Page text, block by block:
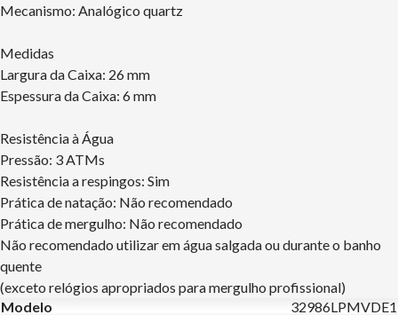
Mecanismo: Analógico quartz
Medidas
Largura da Caixa: 26 mm
Espessura da Caixa: 6 mm
Resistência à Água
Pressão: 3 ATMs
Resistência a respingos: Sim
Prática de natação: Não recomendado
Prática de mergulho: Não recomendado
Não recomendado utilizar em água salgada ou durante o banho
quente
(exceto relógios apropriados para mergulho profissional)
Modelo
32986LPMVDE1